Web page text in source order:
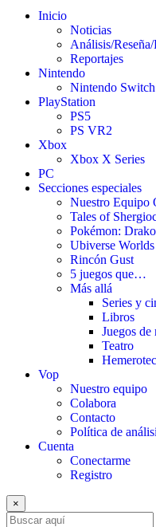
Inicio
Noticias
Análisis/
Reportajes
Nintendo
Nintendo
PlayStation
PS5
PS VR2
Xbox
Xbox X Series
PC
Secciones especiales
Nuestro Equipo
Tales of
Pokémon:
Ubiverse Worlds
Rincón Gust
5 juegos que…
Más allá
Series y
Libros
Juegos de
Teatro
Vop
Nuestro equipo
Colabora
Contacto
Política de
Cuenta
Conectarme
Registro
×